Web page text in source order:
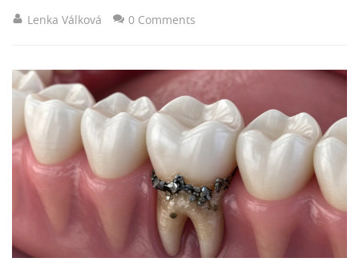
Lenka Válková 0 Comments